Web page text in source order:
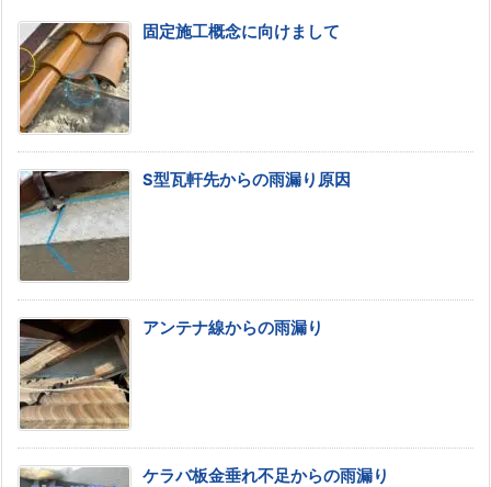
固定施工概念に向けまして
S型瓦軒先からの雨漏り原因
アンテナ線からの雨漏り
ケラバ板金垂れ不足からの雨漏り